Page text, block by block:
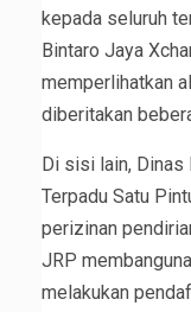
kepada seluruh
Bintaro Jaya
memperlihatkan
diberitakan
Di sisi lain, Dinas
Terpadu Satu
perizinan
JRP
melakukan